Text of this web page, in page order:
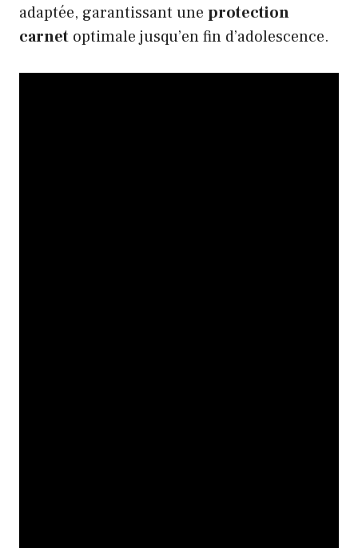
adaptée, garantissant une protection
carnet optimale jusqu’en fin d’adolescence.